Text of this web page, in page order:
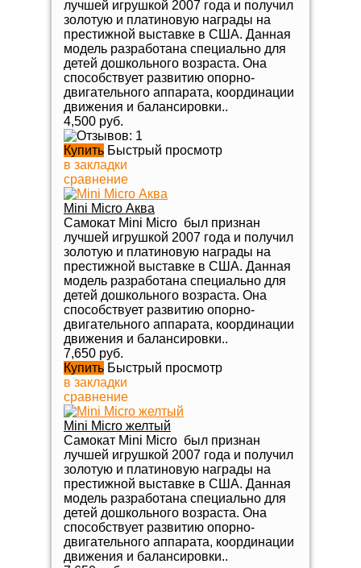
лучшей игрушкой 2007 года и получил
золотую и платиновую награды на
престижной выставке в США. Данная
модель разработана специально для
детей дошкольного возраста. Она
способствует развитию опорно-
двигательного аппарата, координации
движения и балансировки..
4,500 руб.
Купить Быстрый просмотр
в закладки
сравнение
Mini Micro Аква
Самокат Mini Micro был признан
лучшей игрушкой 2007 года и получил
золотую и платиновую награды на
престижной выставке в США. Данная
модель разработана специально для
детей дошкольного возраста. Она
способствует развитию опорно-
двигательного аппарата, координации
движения и балансировки..
7,650 руб.
Купить Быстрый просмотр
в закладки
сравнение
Mini Micro желтый
Самокат Mini Micro был признан
лучшей игрушкой 2007 года и получил
золотую и платиновую награды на
престижной выставке в США. Данная
модель разработана специально для
детей дошкольного возраста. Она
способствует развитию опорно-
двигательного аппарата, координации
движения и балансировки..